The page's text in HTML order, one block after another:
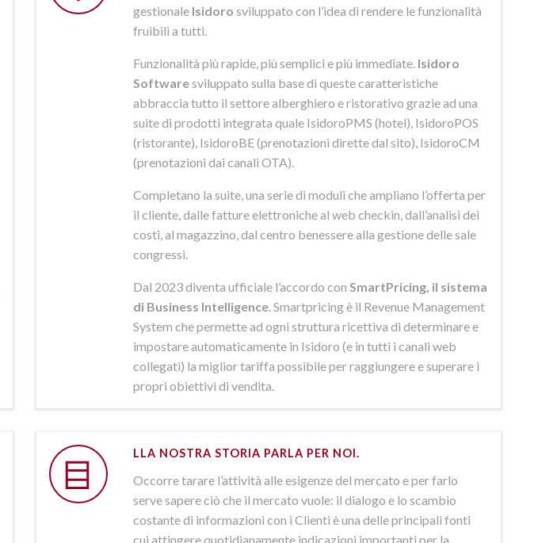
gestionale Isidoro sviluppato con l’idea di rendere le funzionalità
fruibili a tutti.
Funzionalità più rapide, più semplici e più immediate. Isidoro
Softwaresviluppato sulla base di queste caratteristiche
abbraccia tutto il settore alberghiero e ristorativo grazie ad una
suite di prodotti integrata quale IsidoroPMS (hotel), IsidoroPOS
(ristorante), IsidoroBE (prenotazioni dirette dal sito), IsidoroCM
(prenotazioni dai canali OTA).
Completano la suite, una serie di moduli che ampliano l’offerta per
il cliente, dalle fatture elettroniche al web checkin, dall’analisi dei
costi, al magazzino, dal centro benessere alla gestione delle sale
congressi.
Dal 2023 diventa ufficiale l’accordo con SmartPricing, il sistema
di Business Intelligence . Smartpricing è il Revenue Management
System che permette ad ogni struttura ricettiva di determinare e
impostare automaticamente in Isidoro (e in tutti i canali web
collegati) la miglior tariffa possibile per raggiungere e superare i
propri obiettivi di vendita.
LLA NOSTRA STORIA PARLA PER NOI.
Occorre tarare l’attività alle esigenze del mercato e per farlo
serve sapere ciò che il mercato vuole: il dialogo e lo scambio
costante di informazioni con i Clienti è una delle principali fonti
cui attingere quotidianamente indicazioni importanti per la